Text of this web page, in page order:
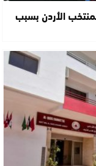
الأردن بسبب